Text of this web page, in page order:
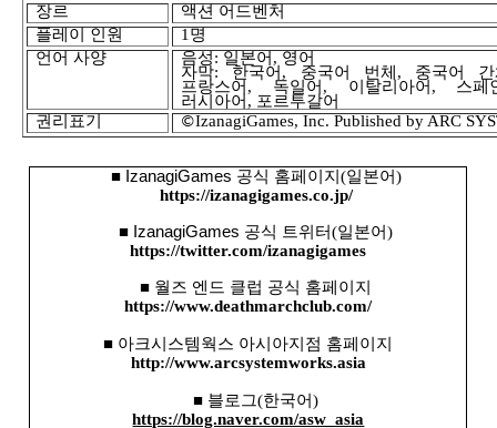
장르
액션 어드벤처
플레이 인원
1명
언어 사양 음성: 일본어 , 영어
자막: 한국어 , 중국어 번체 , 중국어 간
프랑스어 , 독일어 , 이탈리아어 , 스페
러시아어 , 포르투갈어
권리표기
©️IzanagiGames, Inc. Published by ARC
■ IzanagiGames 공식 홈페이지 (일본어)
https://izanagigames.co.jp/
■ IzanagiGames 공식 트위터(일본어)
https://twitter.com/izanagigames
■ 월즈 엔드 클럽 공식 홈페이지
https://www.deathmarchclub.com/
■ 아크시스템웍스 아시아지점 홈페이지
http://www.arcsystemworks.asia
■ 블로그(한국어)
https://blog.naver.com/asw_asia